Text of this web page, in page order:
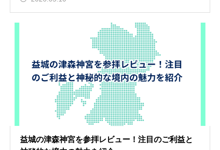
益城の津森神宮を参拝レビュー！注目のご利益と